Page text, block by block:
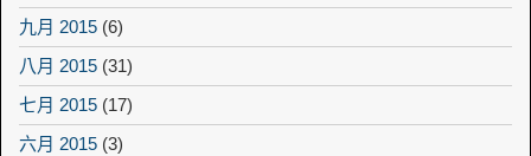
九月 2015 (6)
八月 2015 (31)
七月 2015 (17)
六月 2015 (3)